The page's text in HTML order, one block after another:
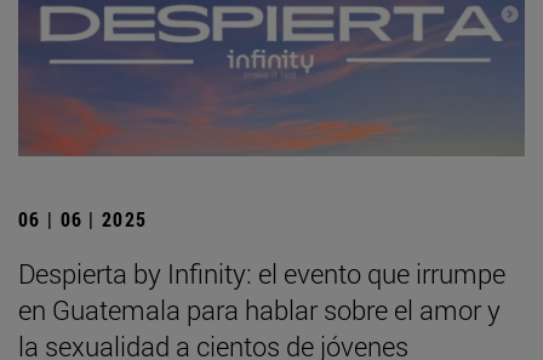
06 | 06 | 2025
Despierta by Infinity: el evento que irrumpe
en Guatemala para hablar sobre el amor y
la sexualidad a cientos de jóvenes